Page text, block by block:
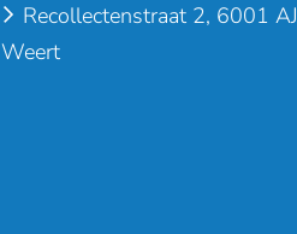
Recollectenstraat 2, 6001 AJ
Weert